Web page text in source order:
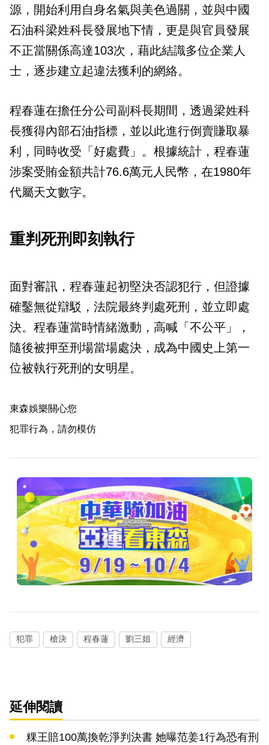
源，開始利用自身名氣與美色過關，並與中國
石油科梁姓科長發展地下情，更是與官員發展
不正當關係高達103次，藉此結識多位企業人
士，逐步建立起違法獲利的網絡。
程春蓮在擔任分公司副科長期間，透過梁姓科
長獲得內部石油指標，並以此進行倒賣賺取暴
利，同時收受「好處費」。根據統計，程春蓮
涉案受賄金額共計76.6萬元人民幣，在1980年
代屬天文數字。
重判死刑即刻執行
面對審訊，程春蓮起初堅決否認犯行，但證據
確鑿無從辯駁，法院最終判處死刑，並立即處
決。程春蓮當時情緒激動，高喊「不公平」，
隨後被押至刑場當場處決，成為中國史上第一
位被執行死刑的女明星。
東森娛樂關心您
犯罪行為，請勿模仿
犯罪 槍決 程春蓮 劉三姐 經濟
延伸閱讀
粿王賠100萬換乾淨判決書 她曝范姜1行為恐有刑